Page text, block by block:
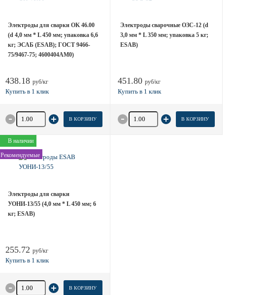
Электроды для сварки OK 46.00
(d 4,0 мм * L 450 мм; упаковка 6,6
кг; ЭСАБ (ESAB); ГОСТ 9466-
75/9467-75; 4600404AM0)
438.18 руб/кг
Количество товара В КОРЗИНУ
Электроды сварочные ОЗС-12 (d
3,0 мм * L 350 мм; упаковка 5 кг;
ESAB)
451.80 руб/кг
Количество товара В КОРЗИНУ
В наличии
Рекомендуемые
Электроды для сварки
УОНИ-13/55 (4,0 мм * L 450 мм; 6
кг; ESAB)
255.72 руб/кг
Количество товара В КОРЗИНУ